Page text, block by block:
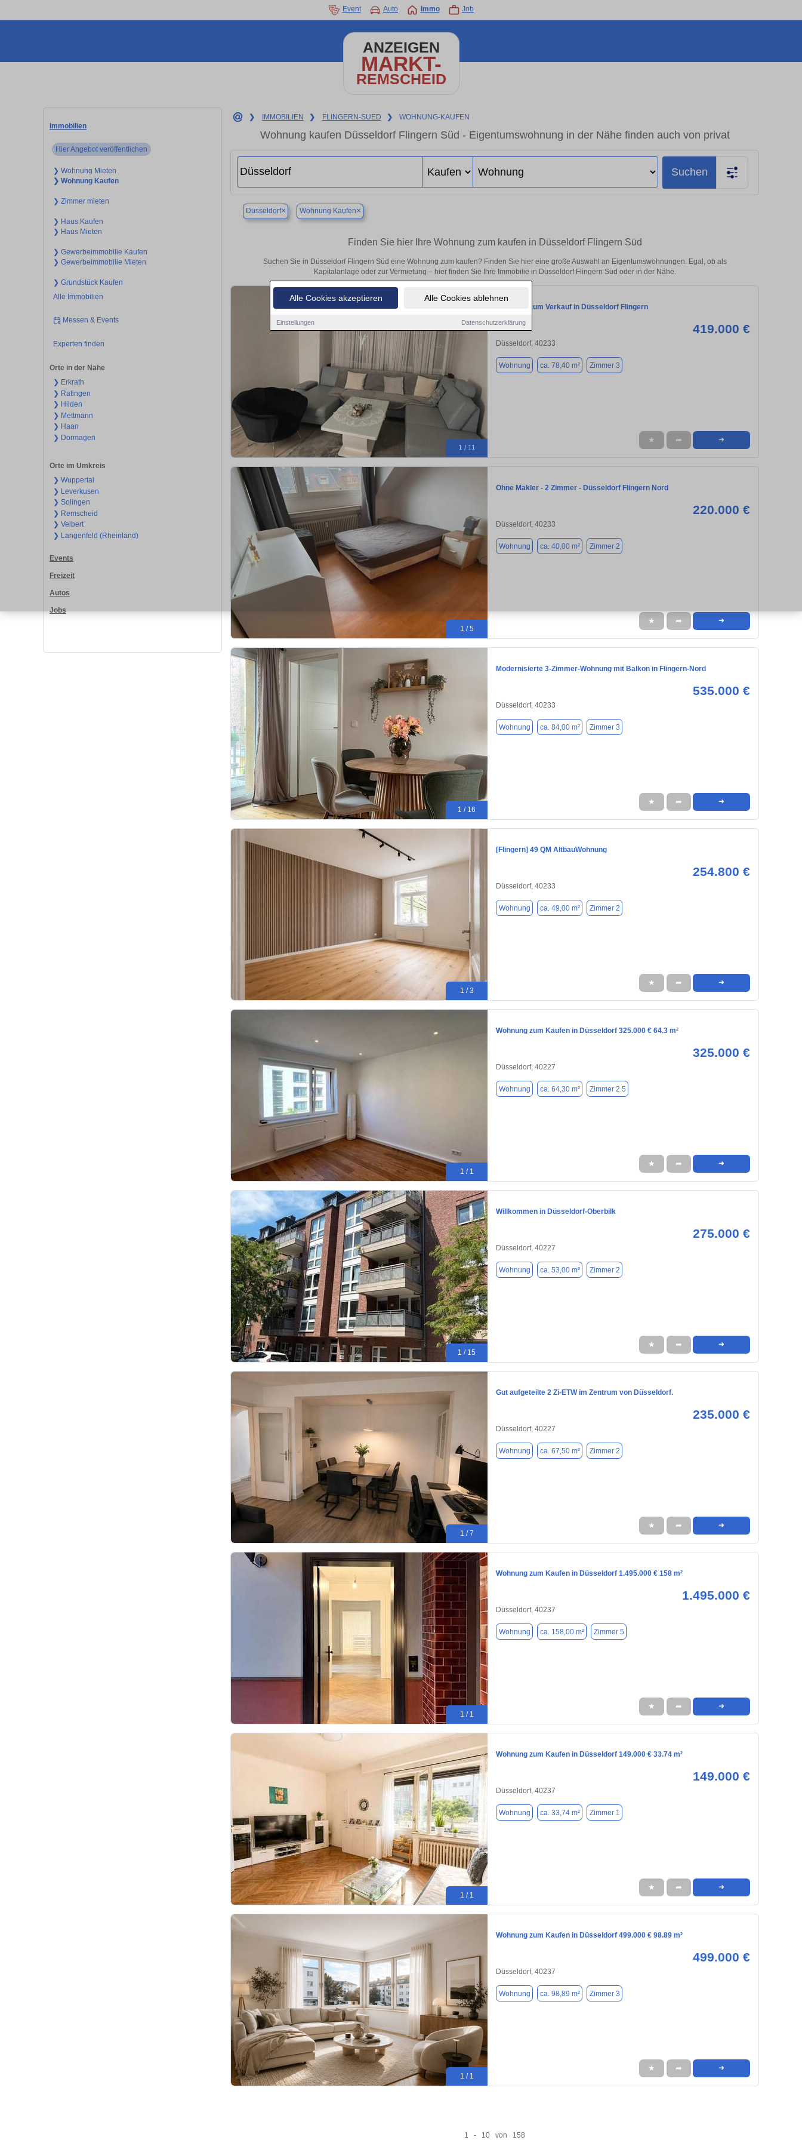
Alle Cookies akzeptieren Alle Cookies ablehnen
Einstellungen Datenschutzerklärung
Event Auto Immo Job
ANZEIGEN
MARKT-
REMSCHEID
Immobilien
Hier Angebot veröffentlichen
❯ Wohnung Mieten
❯ Wohnung Kaufen
❯ Zimmer mieten
❯ Haus Kaufen
❯ Haus Mieten
❯ Gewerbeimmobilie Kaufen
❯ Gewerbeimmobilie Mieten
❯ Grundstück Kaufen
Alle Immobilien
Messen & Events
Experten finden
Orte in der Nähe
❯ Erkrath
❯ Ratingen
❯ Hilden
❯ Mettmann
❯ Haan
❯ Dormagen
Orte im Umkreis
❯ Wuppertal
❯ Leverkusen
❯ Solingen
❯ Remscheid
❯ Velbert
❯ Langenfeld (Rheinland)
Events
Freizeit
Autos
Jobs
❯ IMMOBILIEN ❯ FLINGERN-SUED ❯ WOHNUNG-KAUFEN
Wohnung kaufen Düsseldorf Flingern Süd - Eigentumswohnung in der Nähe finden auch von privat
Suchen
Düsseldorf× Wohnung Kaufen×
Finden Sie hier Ihre Wohnung zum kaufen in Düsseldorf Flingern Süd
Suchen Sie in Düsseldorf Flingern Süd eine Wohnung zum kaufen? Finden Sie hier eine große Auswahl an Eigentumswohnungen. Egal, ob als
Kapitalanlage oder zur Vermietung – hier finden Sie Ihre Immobilie in Düsseldorf Flingern Süd oder in der Nähe.
1 / 11
Wohnung zum Verkauf in Düsseldorf Flingern
419.000 €
Düsseldorf, 40233
Wohnung ca. 78,40 m² Zimmer 3
★ ➦ ➜
1 / 5
Ohne Makler - 2 Zimmer - Düsseldorf Flingern Nord
220.000 €
Düsseldorf, 40233
Wohnung ca. 40,00 m² Zimmer 2
★ ➦ ➜
1 / 16
Modernisierte 3-Zimmer-Wohnung mit Balkon in Flingern-Nord
535.000 €
Düsseldorf, 40233
Wohnung ca. 84,00 m² Zimmer 3
★ ➦ ➜
1 / 3
[Flingern] 49 QM AltbauWohnung
254.800 €
Düsseldorf, 40233
Wohnung ca. 49,00 m² Zimmer 2
★ ➦ ➜
1 / 1
Wohnung zum Kaufen in Düsseldorf 325.000 € 64.3 m²
325.000 €
Düsseldorf, 40227
Wohnung ca. 64,30 m² Zimmer 2.5
★ ➦ ➜
1 / 15
Willkommen in Düsseldorf-Oberbilk
275.000 €
Düsseldorf, 40227
Wohnung ca. 53,00 m² Zimmer 2
★ ➦ ➜
1 / 7
Gut aufgeteilte 2 Zi-ETW im Zentrum von Düsseldorf.
235.000 €
Düsseldorf, 40227
Wohnung ca. 67,50 m² Zimmer 2
★ ➦ ➜
1 / 1
Wohnung zum Kaufen in Düsseldorf 1.495.000 € 158 m²
1.495.000 €
Düsseldorf, 40237
Wohnung ca. 158,00 m² Zimmer 5
★ ➦ ➜
1 / 1
Wohnung zum Kaufen in Düsseldorf 149.000 € 33.74 m²
149.000 €
Düsseldorf, 40237
Wohnung ca. 33,74 m² Zimmer 1
★ ➦ ➜
1 / 1
Wohnung zum Kaufen in Düsseldorf 499.000 € 98.89 m²
499.000 €
Düsseldorf, 40237
Wohnung ca. 98,89 m² Zimmer 3
★ ➦ ➜
1 - 10 von 158